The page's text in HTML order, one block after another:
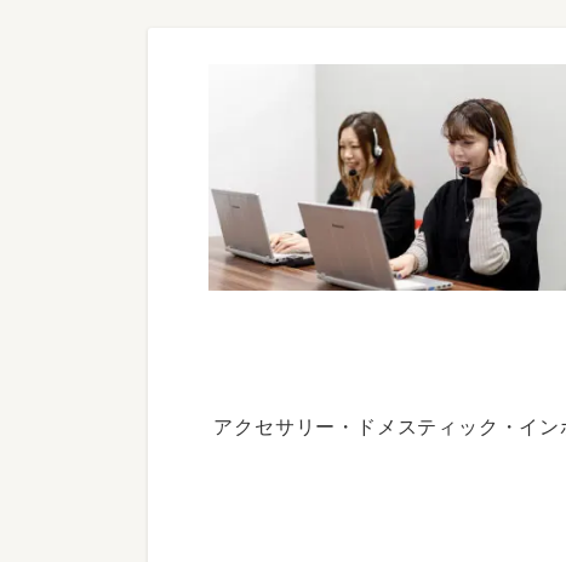
アクセサリー・ドメスティック・イ